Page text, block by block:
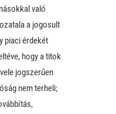
való
a jogosult
piaci érdekét
hogy a titok
jogszerűen
nem terheli;